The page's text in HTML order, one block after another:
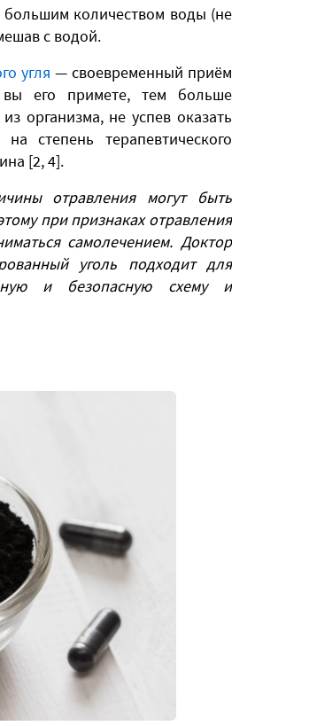
большим количеством воды (не
с водой.
угля — своевременный приём
его примете, тем больше
организма, не успев оказать
степень терапевтического
[2, 4].
отравления могут быть
при признаках отравления
самолечением. Доктор
уголь подходит для
и безопасную схему и